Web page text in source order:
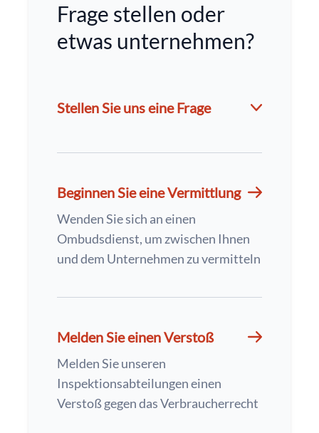
Frage stellen oder
etwas unternehmen?
Stellen Sie uns eine Frage
Beginnen Sie eine Vermittlung
Wenden Sie sich an einen
Ombudsdienst, um zwischen Ihnen
und dem Unternehmen zu vermitteln
Melden Sie einen Verstoß
Melden Sie unseren
Inspektionsabteilungen einen
Verstoß gegen das Verbraucherrecht